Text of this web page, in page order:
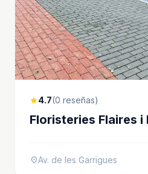
star4.7(0 reseñas)
Floristeries Flaires i
location_onAv. de les Garrigues